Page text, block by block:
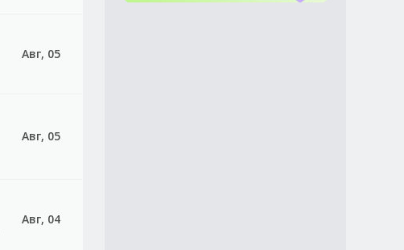
Авг, 05
Авг, 05
Авг, 04